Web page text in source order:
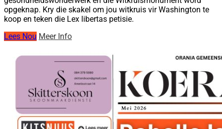
opgeknap. Kry die skakel om jou witkruis vir Washington te
koop en teken die Lex libertas petisie.
Lees Nou Meer Info